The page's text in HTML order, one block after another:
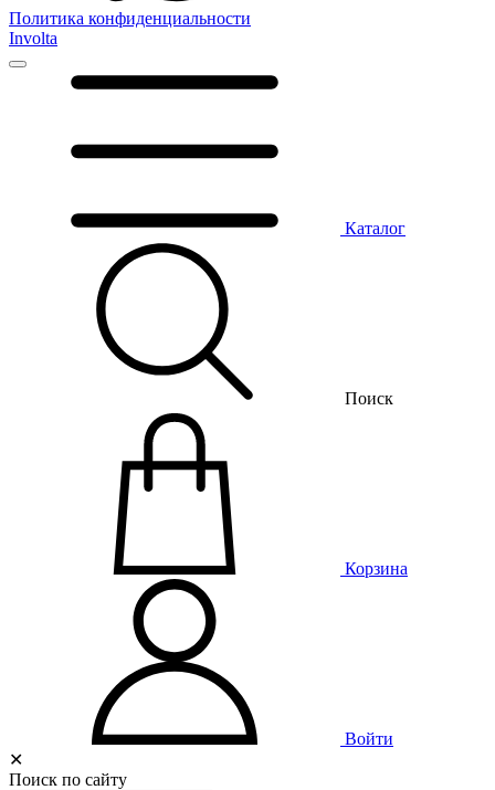
Политика конфиденциальности
Involta
Каталог
Поиск
Корзина
Войти
✕
Поиск по сайту